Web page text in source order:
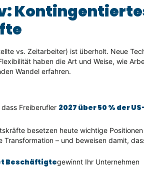
vs. Zeitarbeiter) ist überholt. Neue
haben die Art und Weise, wie
Wandel erfahren.
Freiberufler 2027 über 50 % der
besetzen heute wichtige
– und beweisen damit,
Beschäftigtegewinnt Ihr Unternehmen